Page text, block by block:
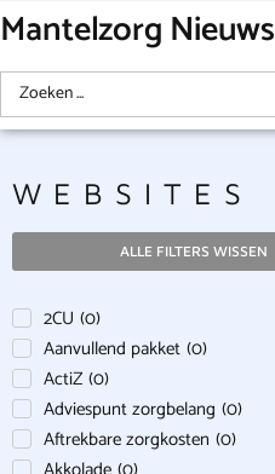
Mantelzorg Nieuws
WEBSITES
ALLE FILTERS WISSEN
2CU (0)
Aanvullend pakket (0)
ActiZ (0)
Adviespunt zorgbelang (0)
Aftrekbare zorgkosten (0)